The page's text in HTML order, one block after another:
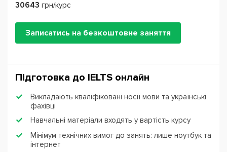
30643 грн/курс
Записатись на безкоштовне заняття
Підготовка до IЕLTS онлайн
Викладають кваліфіковані носії мови та українські
фахівці
Навчальні матеріали входять у вартість курсу
Мінімум технічних вимог до занять: лише ноутбук та
інтернет